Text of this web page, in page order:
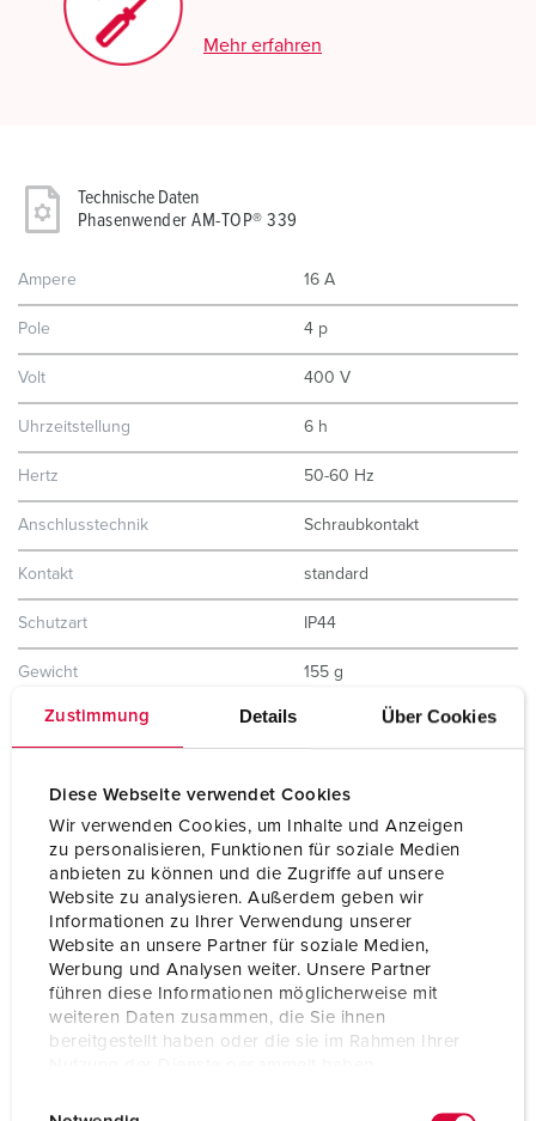
Zustimmung Details Über Cookies
Diese Webseite verwendet Cookies
Wir verwenden Cookies, um Inhalte und Anzeigen
zu personalisieren, Funktionen für soziale Medien
anbieten zu können und die Zugriffe auf unsere
Website zu analysieren. Außerdem geben wir
Informationen zu Ihrer Verwendung unserer
Website an unsere Partner für soziale Medien,
Werbung und Analysen weiter. Unsere Partner
führen diese Informationen möglicherweise mit
weiteren Daten zusammen, die Sie ihnen
bereitgestellt haben oder die sie im Rahmen Ihrer
Mehr erfahren
Technische Daten
Phasenwender AM-TOP® 339
Ampere 16 A
Pole 4 p
Volt 400 V
Uhrzeitstellung 6 h
Hertz 50-60 Hz
Anschlusstechnik Schraubkontakt
Kontakt standard
Schutzart IP44
Gewicht 155 g
Prüfzeichen